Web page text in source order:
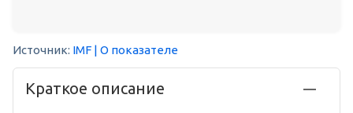
Источник: IMF | О показателе
Краткое описание